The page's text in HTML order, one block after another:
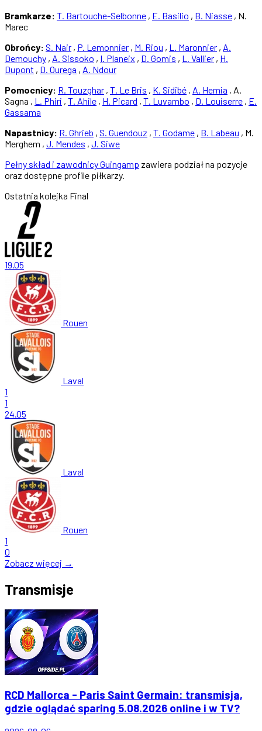
Bramkarze: T. Bartouche-Selbonne , E. Basilio , B. Niasse , N.
Marec
Obrońcy: S. Nair , P. Lemonnier , M. Riou , L. Maronnier , A.
Demouchy , A. Sissoko , I. Planeix , D. Gomis , L. Vallier , H.
Dupont , D. Ourega , A. Ndour
Pomocnicy: R. Touzghar , T. Le Bris , K. Sidibé , A. Hemia , A.
Sagna , L. Phiri , T. Ahile , H. Picard , T. Luvambo , D. Louiserre , E.
Gassama
Napastnicy: R. Ghrieb , S. Guendouz , T. Godame , B. Labeau , M.
Merghem , J. Mendes , J. Siwe
Pełny skład i zawodnicy Guingamp zawiera podział na pozycje
oraz dostępne profile piłkarzy.
Ostatnia kolejka Final
19.05
Rouen
Laval
1
1
24.05
Laval
Rouen
1
0
Zobacz więcej →
Transmisje
RCD Mallorca - Paris Saint Germain: transmisja,
gdzie oglądać sparing 5.08.2026 online i w TV?